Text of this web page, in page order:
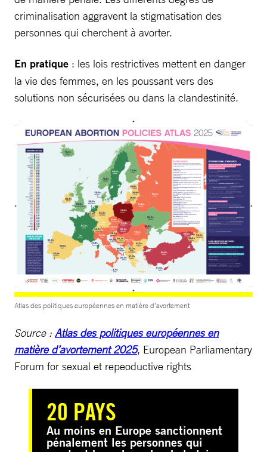
criminalisation aggravent la stigmatisation des
personnes qui cherchent à avorter.
En pratique : les lois restrictives mettent en danger
la vie des femmes, en les poussant vers des
solutions non sécurisées ou dans la clandestinité.
Source : Atlas des politiques européennes en matière d'avortement 2025
Atlas des politiques européennes en matière d’avortement
Source : Atlas des politiques européennes en
matière d’avortement 2025, European Parliamentary
Forum for sexual et repeoductive rights
20 PAYS
Au moins en Europe sanctionnent
pénalement les personnes qui